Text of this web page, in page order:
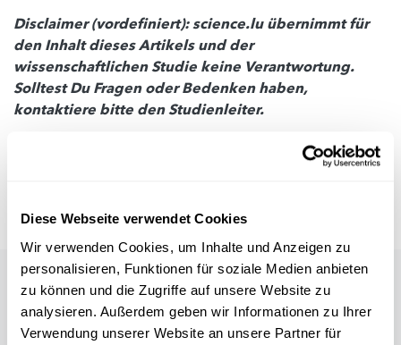
Diese Webseite verwendet Cookies
Wir verwenden Cookies, um Inhalte und Anzeigen zu
personalisieren, Funktionen für soziale Medien anbieten
zu können und die Zugriffe auf unsere Website zu
analysieren. Außerdem geben wir Informationen zu Ihrer
Verwendung unserer Website an unsere Partner für
Disclaimer (vordefiniert): science.lu übernimmt für
den Inhalt dieses Artikels und der
wissenschaftlichen Studie keine Verantwortung.
Solltest Du Fragen oder Bedenken haben,
kontaktiere bitte den Studienleiter.